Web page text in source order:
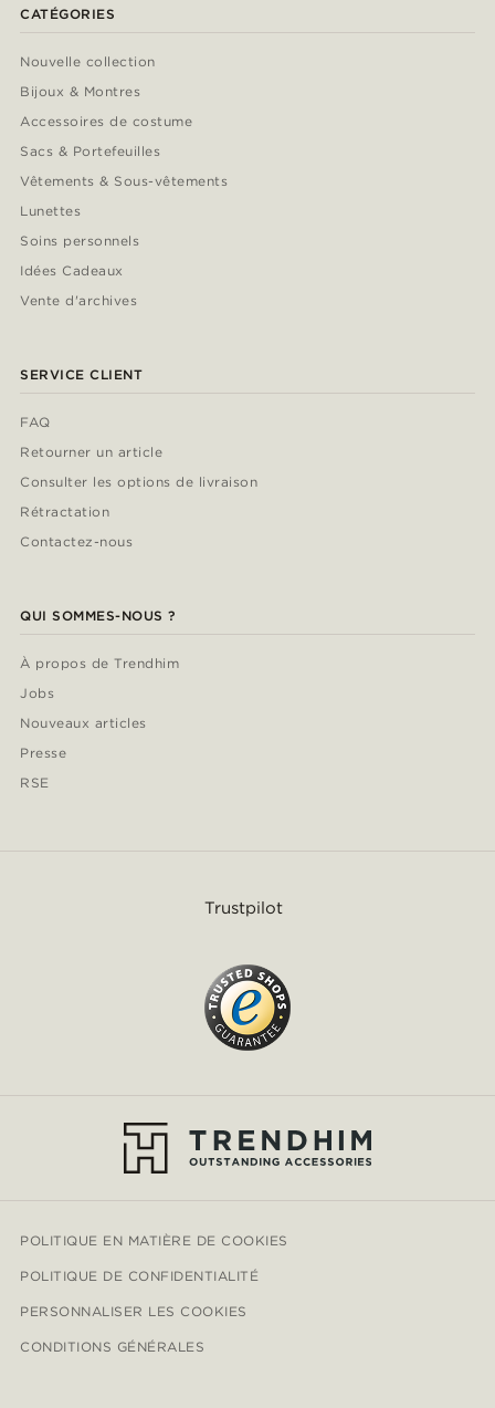
CATÉGORIES
Nouvelle collection
Bijoux & Montres
Accessoires de costume
Sacs & Portefeuilles
Vêtements & Sous-vêtements
Lunettes
Soins personnels
Idées Cadeaux
Vente d'archives
SERVICE CLIENT
FAQ
Retourner un article
Consulter les options de livraison
Rétractation
Contactez-nous
QUI SOMMES-NOUS ?
À propos de Trendhim
Jobs
Nouveaux articles
Presse
RSE
Trustpilot
POLITIQUE EN MATIÈRE DE COOKIES
POLITIQUE DE CONFIDENTIALITÉ
PERSONNALISER LES COOKIES
CONDITIONS GÉNÉRALES